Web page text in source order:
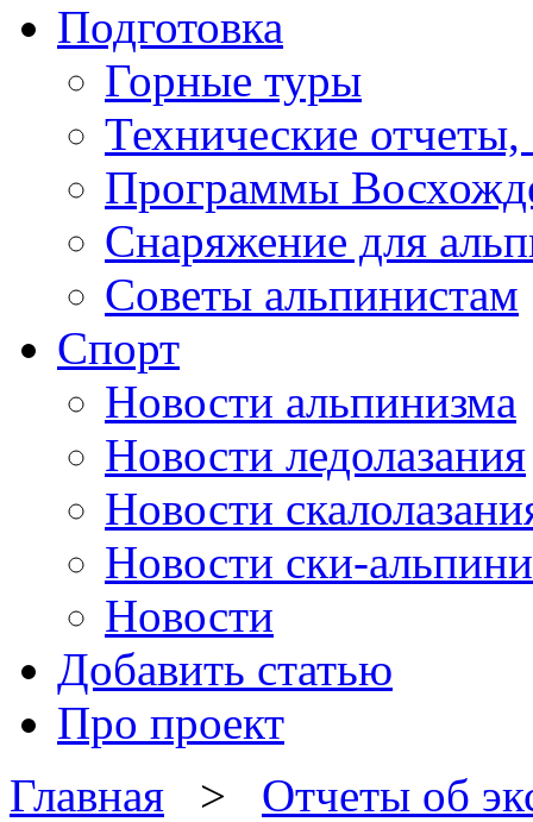
Подготовка
Горные туры
Технические
Программы
Снаряжение для
Советы альпинистам
Спорт
Новости альпинизма
Новости ледолазания
Новости
Новости ски-
Новости
Добавить статью
Про проект
Главная > Отчеты об